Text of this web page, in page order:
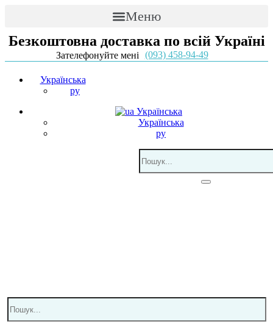
Меню
Безкоштовна доставка по всій Україні
Зателефонуйте мені (093) 458-94-49
Українська
ру
Українська
Українська
ру